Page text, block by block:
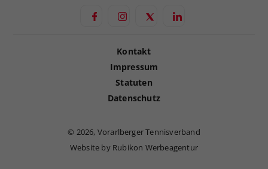
Kontakt
Impressum
Statuten
Datenschutz
© 2026, Vorarlberger Tennisverband
Website by Rubikon Werbeagentur